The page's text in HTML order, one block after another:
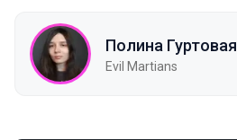
Полина Гуртовая
Evil Martians